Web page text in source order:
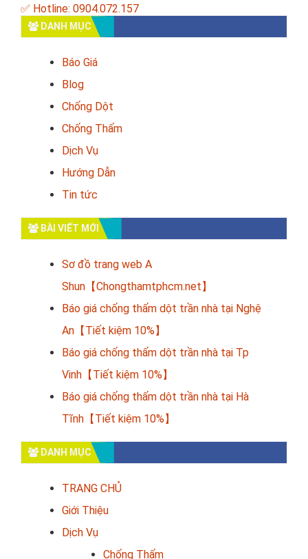
✅ Hotline: 0904.072.157
DANH MỤC
Báo Giá
Blog
Chống Dột
Chống Thấm
Dịch Vụ
Hướng Dẫn
Tin tức
BÀI VIẾT MỚI
Sơ đồ trang web A
Shun【Chongthamtphcm.net】
Báo giá chống thấm dột trần nhà tại Nghệ
An【Tiết kiệm 10%】
Báo giá chống thấm dột trần nhà tại Tp
Vinh【Tiết kiệm 10%】
Báo giá chống thấm dột trần nhà tại Hà
Tĩnh【Tiết kiệm 10%】
DANH MỤC
TRANG CHỦ
Giới Thiệu
Dịch Vụ
Chống Thấm